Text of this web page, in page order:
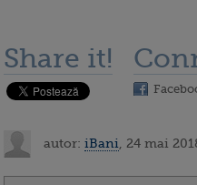
Share it!
autor: iBani , 24 mai